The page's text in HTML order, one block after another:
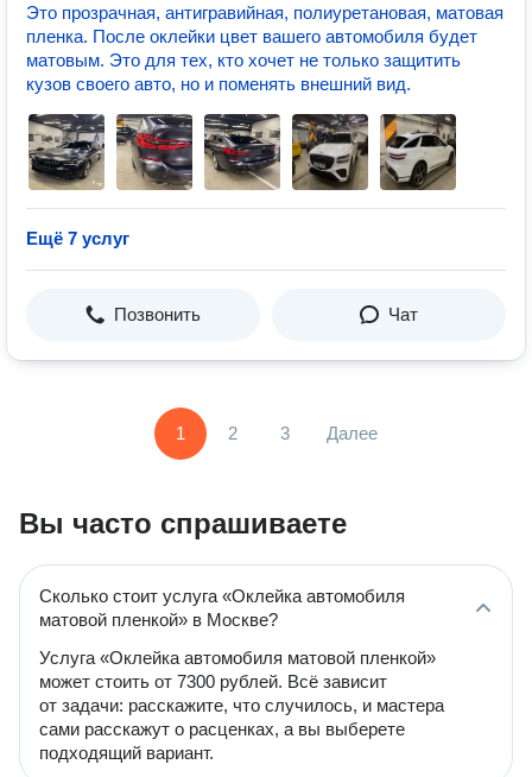
Это прозрачная, антигравийная, полиуретановая, матовая
пленка. После оклейки цвет вашего автомобиля будет
матовым. Это для тех, кто хочет не только защитить
кузов своего авто, но и поменять внешний вид.
Ещё 7 услуг
Позвонить Чат
1 2 3 Далее
Вы часто спрашиваете
Сколько стоит услуга «Оклейка автомобиля
матовой пленкой» в Москве?
Услуга «Оклейка автомобиля матовой пленкой»
может стоить от 7300 рублей. Всё зависит
от задачи: расскажите, что случилось, и мастера
сами расскажут о расценках, а вы выберете
подходящий вариант.